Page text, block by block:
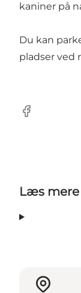
kaniner på
Du kan
pladser ved
Facebook
Læs mere